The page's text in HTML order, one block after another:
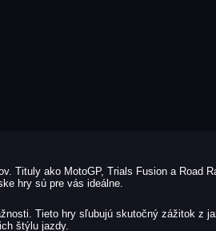
Tituly ako MotoGP, Trials Fusion a Road
hry sú pre vás ideálne.
Tieto hry sľubujú skutočný zážitok z
štýlu jazdy.